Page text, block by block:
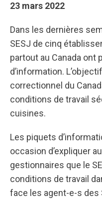
23 mars 2022
Dans les dernières
SESJ de cinq
partout au Canada
d’information.
correctionnel du
conditions de travail
cuisines.
Les piquets
occasion d’expliquer
gestionnaires que le
conditions de travail
face les agent-e-s des